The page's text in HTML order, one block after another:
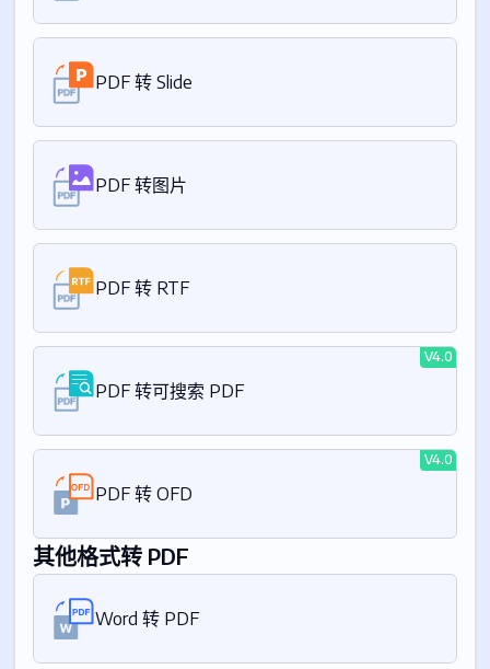
PDF 转 Slide
PDF 转图片
PDF 转 RTF
PDF 转可搜索 PDF
V4.0
PDF 转 OFD
V4.0
其他格式转 PDF
Word 转 PDF